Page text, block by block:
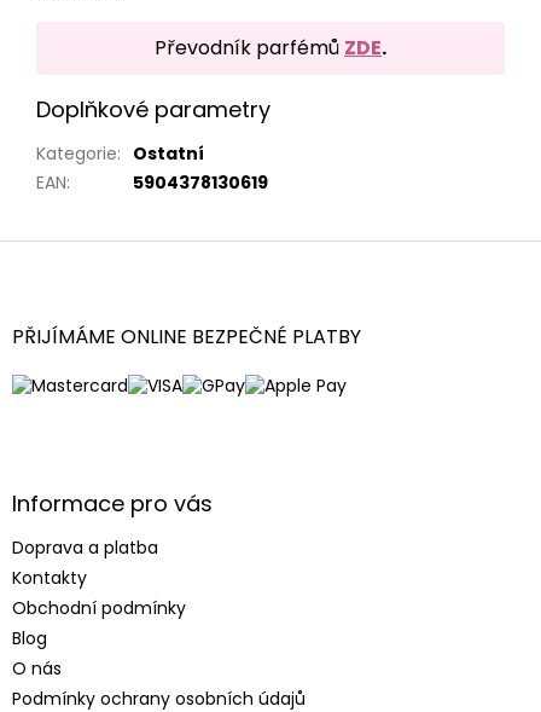
Převodník parfémů ZDE.
Doplňkové parametry
Kategorie: Ostatní
EAN: 5904378130619
Z
aPŘIJÍMÁME ONLINE BEZPEČNÉ PLATBY
Informace pro vás
Doprava a platba
Kontakty
Obchodní podmínky
Blog
O nás
Podmínky ochrany osobních údajů